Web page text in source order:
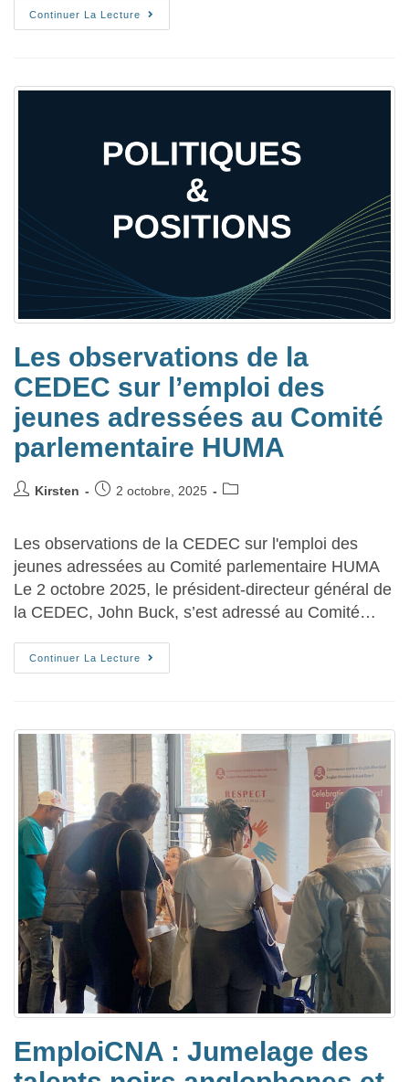
Continuer La Lecture
Les observations de la
CEDEC sur l’emploi des
jeunes adressées au Comité
parlementaire HUMA
Kirsten 2 octobre, 2025
Les observations de la CEDEC sur l'emploi des
jeunes adressées au Comité parlementaire HUMA
Le 2 octobre 2025, le président-directeur général de
la CEDEC, John Buck, s’est adressé au Comité…
Continuer La Lecture
EmploiCNA : Jumelage des